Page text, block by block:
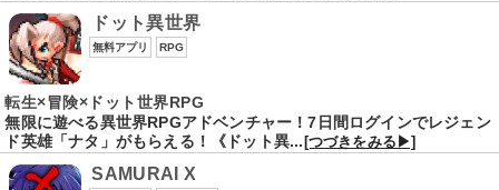
ドット異世界
無料アプリ RPG
転生×冒険×ドット世界RPG
無限に遊べる異世界RPGアドベンチャー！7日間ログインでレジェン
ド英雄「ナタ」がもらえる！《ドット異... [つづきをみる▶]
SAMURAI X